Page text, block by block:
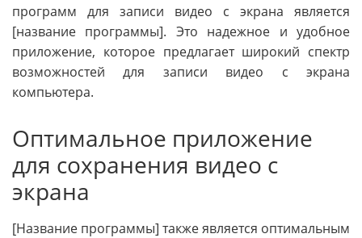
программ для записи видео с экрана является
[название программы]. Это надежное и удобное
приложение, которое предлагает широкий спектр
возможностей для записи видео с экрана
компьютера.
Оптимальное приложение
для сохранения видео с
экрана
[Название программы] также является оптимальным